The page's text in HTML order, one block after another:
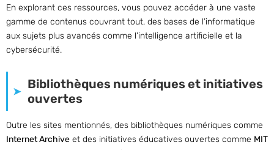
En explorant ces ressources, vous pouvez accéder à une vaste
gamme de contenus couvrant tout, des bases de l’informatique
aux sujets plus avancés comme l’intelligence artificielle et la
cybersécurité.
Bibliothèques numériques et initiatives
ouvertes
Outre les sites mentionnés, des bibliothèques numériques comme
Internet Archive et des initiatives éducatives ouvertes comme MIT